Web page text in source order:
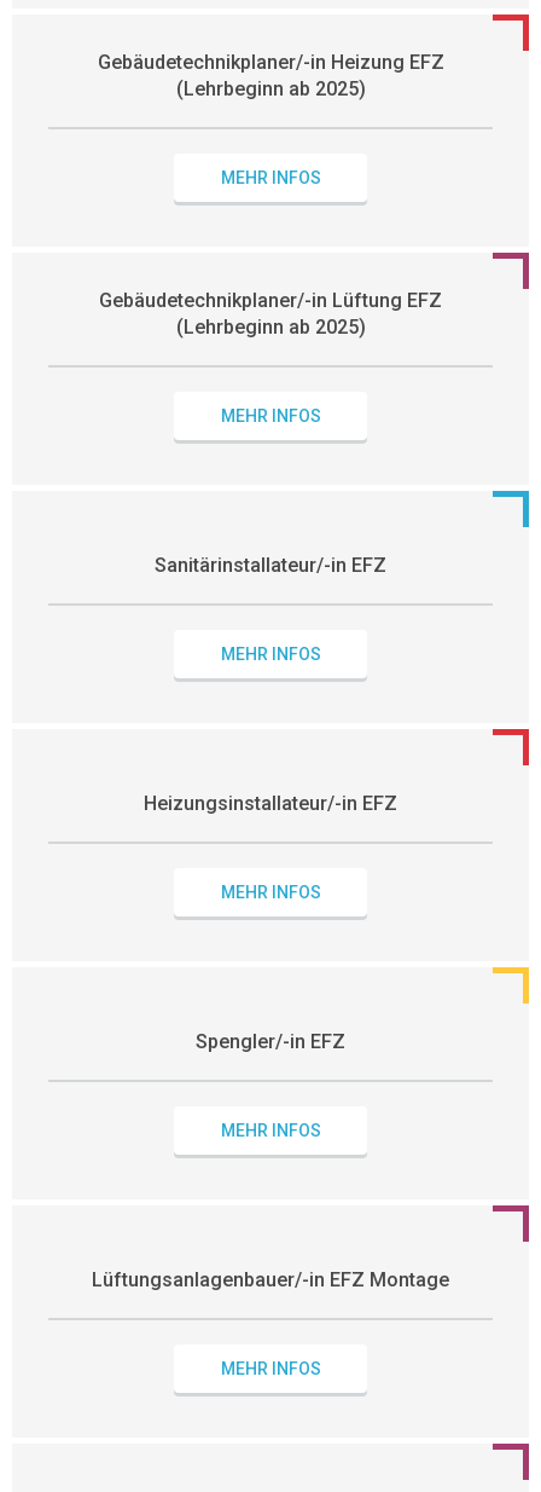
Gebäudetechnikplaner/-in Heizung EFZ
(Lehrbeginn ab 2025)
MEHR INFOS
Gebäudetechnikplaner/-in Lüftung EFZ
(Lehrbeginn ab 2025)
MEHR INFOS
Sanitärinstallateur/-in EFZ
MEHR INFOS
Heizungsinstallateur/-in EFZ
MEHR INFOS
Spengler/-in EFZ
MEHR INFOS
Lüftungsanlagenbauer/-in EFZ Montage
MEHR INFOS